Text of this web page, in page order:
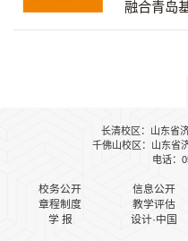
融合青岛
长清校区：山东省
千佛山校区：山东省
电话：
校务公开 信息公开
章程制度
教学评估
学 报
设计·中国